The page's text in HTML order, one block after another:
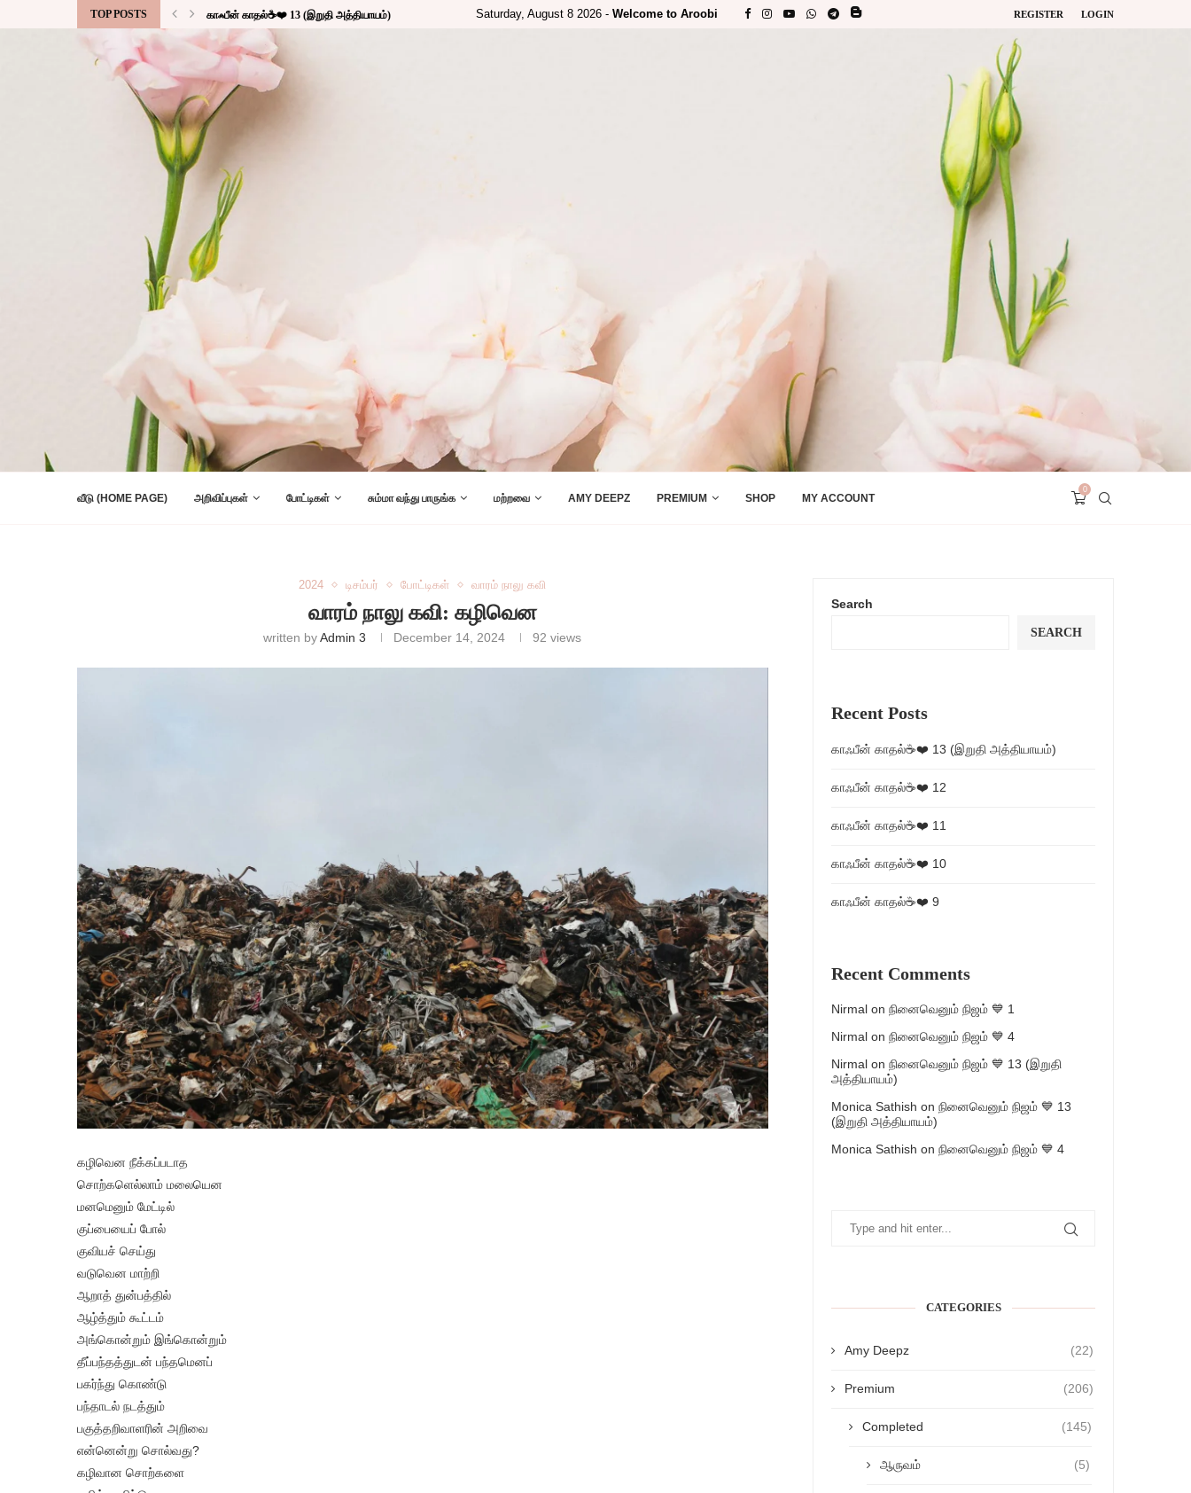
TOP POSTS காஃபீன் காதல்☕❤️ 13 (இறுதி அத்தியாயம்) Saturday, August 8 2026 - Welcome to Aroobi REGISTER LOGIN
வீடு (HOME PAGE) அறிவிப்புகள் போட்டிகள் சும்மா வந்து பாருங்க மற்றவை AMY DEEPZ PREMIUM SHOP MY ACCOUNT
0
2024 டிசம்பர் போட்டிகள் வாரம் நாலு கவி
வாரம் நாலு கவி: கழிவென
written byAdmin 3 December 14, 2024 92 views
கழிவென நீக்கப்படாத
சொற்களெல்லாம் மலையென
மனமெனும் மேட்டில்
குப்பையைப் போல்
குவியச் செய்து
வடுவென மாற்றி
ஆறாத் துன்பத்தில்
ஆழ்த்தும் கூட்டம்
அங்கொன்றும் இங்கொன்றும்
தீப்பந்தத்துடன் பந்தமெனப்
பகர்ந்து கொண்டு
பந்தாடல் நடத்தும்
பகுத்தறிவாளரின் அறிவை
என்னென்று சொல்வது?
கழிவான சொற்களை
Search
SEARCH
Recent Posts
காஃபீன் காதல்☕❤️ 13 (இறுதி அத்தியாயம்)
காஃபீன் காதல்☕❤️ 12
காஃபீன் காதல்☕❤️ 11
காஃபீன் காதல்☕❤️ 10
காஃபீன் காதல்☕❤️ 9
Recent Comments
Nirmal on நினைவெனும் நிஜம் 💙 1
Nirmal on நினைவெனும் நிஜம் 💙 4
Nirmal on நினைவெனும் நிஜம் 💙 13 (இறுதி
அத்தியாயம்)
Monica Sathish on நினைவெனும் நிஜம் 💙 13
(இறுதி அத்தியாயம்)
Monica Sathish on நினைவெனும் நிஜம் 💙 4
CATEGORIES
Amy Deepz (22)
Premium (206)
Completed (145)
ஆருவம் (5)